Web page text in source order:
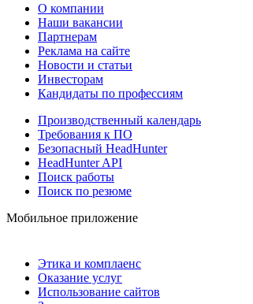
О компании
Наши вакансии
Партнерам
Реклама на сайте
Новости и статьи
Инвесторам
Кандидаты по профессиям
Производственный календарь
Требования к ПО
Безопасный HeadHunter
HeadHunter API
Поиск работы
Поиск по резюме
Мобильное приложение
Этика и комплаенс
Оказание услуг
Использование сайтов